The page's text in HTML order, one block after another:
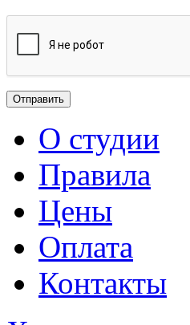
О студии
Правила
Цены
Оплата
Контакты